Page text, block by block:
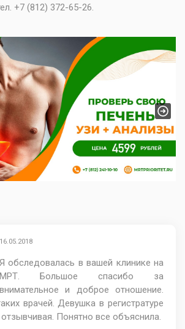
+7 (812) 372-65-26.
Next
16.05.2018
Я обследовалась в вашей клинике на
МРТ. Большое спасибо за
внимательное и доброе отношение.
врачей. Девушка в регистратуре
Понятно все объяснила.